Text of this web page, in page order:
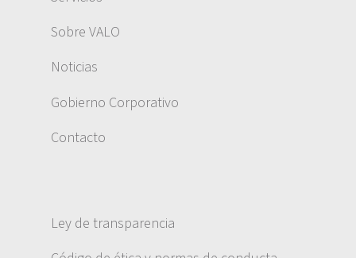
Sobre VALO
Noticias
Gobierno Corporativo
Contacto
Ley de transparencia